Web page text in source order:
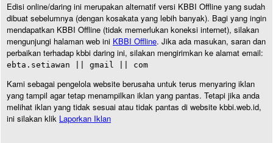
Edisi online/daring ini merupakan alternatif versi KBBI Offline yang sudah
dibuat sebelumnya (dengan kosakata yang lebih banyak). Bagi yang ingin
mendapatkan KBBI Offline (tidak memerlukan koneksi internet), silakan
mengunjungi halaman web ini KBBI Offline. Jika ada masukan, saran dan
perbaikan terhadap kbbi daring ini, silakan mengirimkan ke alamat email:
ebta.setiawan || gmail || com
Kami sebagai pengelola website berusaha untuk terus menyaring iklan
yang tampil agar tetap menampilkan iklan yang pantas. Tetapi jika anda
melihat iklan yang tidak sesuai atau tidak pantas di website kbbi.web.id,
ini silakan klik Laporkan Iklan